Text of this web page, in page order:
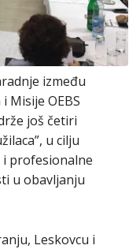
između
Misije OEBS
još četiri
u cilju
profesionalne
u obavljanju
Leskovcu i